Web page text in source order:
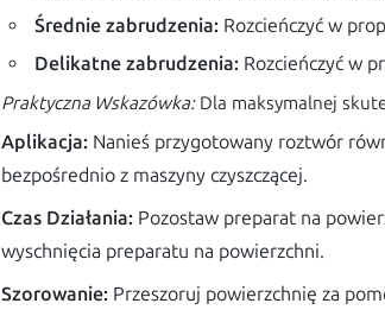
Średnie zabrudzenia: Rozcieńczyć w
Delikatne zabrudzenia: Rozcieńczyć w
Praktyczna Wskazówka:Dla maksymalnej
Aplikacja: Nanieś przygotowany roztwór
bezpośrednio z maszyny czyszczącej.
Czas Działania: Pozostaw preparat na
wyschnięcia preparatu na powierzchni.
Szorowanie: Przeszoruj powierzchnię za